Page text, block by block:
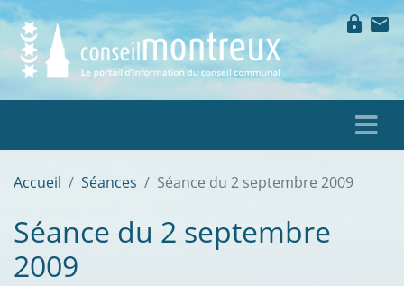
lockmail
Accueil Séances Séance du 2 septembre 2009
Séance du 2 septembre
2009